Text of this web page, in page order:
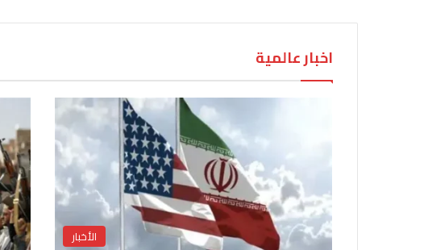
اخبار عالمية
الأخبار